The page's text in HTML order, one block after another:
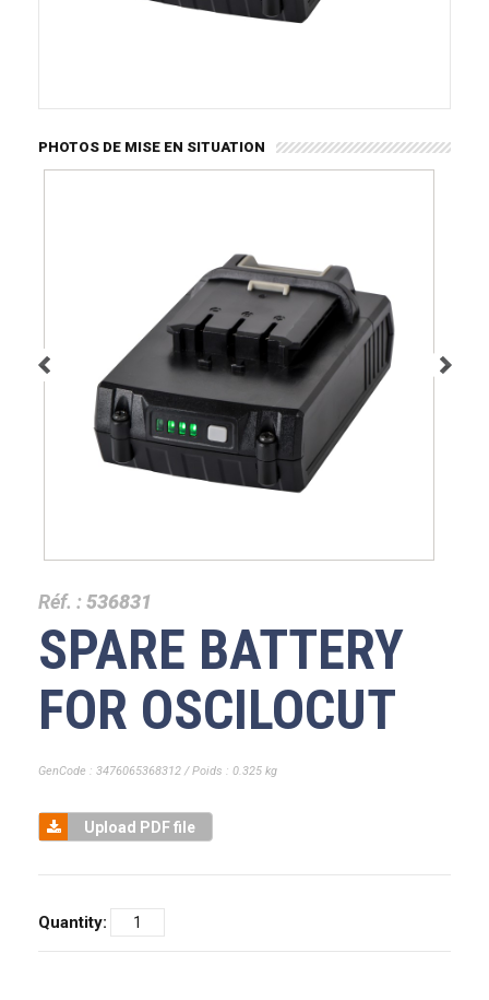
PHOTOS DE MISE EN SITUATION
Réf. :536831
SPARE BATTERY
FOR OSCILOCUT
GenCode : 3476065368312 / Poids : 0.325 kg
Upload PDF file
Quantity: